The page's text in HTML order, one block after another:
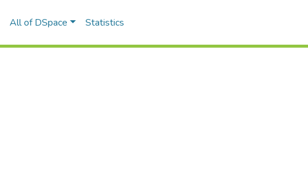
All of DSpace Statistics